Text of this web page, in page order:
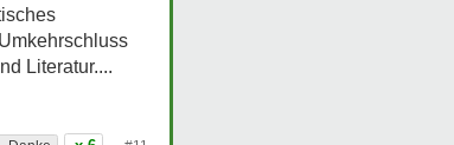
Literatur....